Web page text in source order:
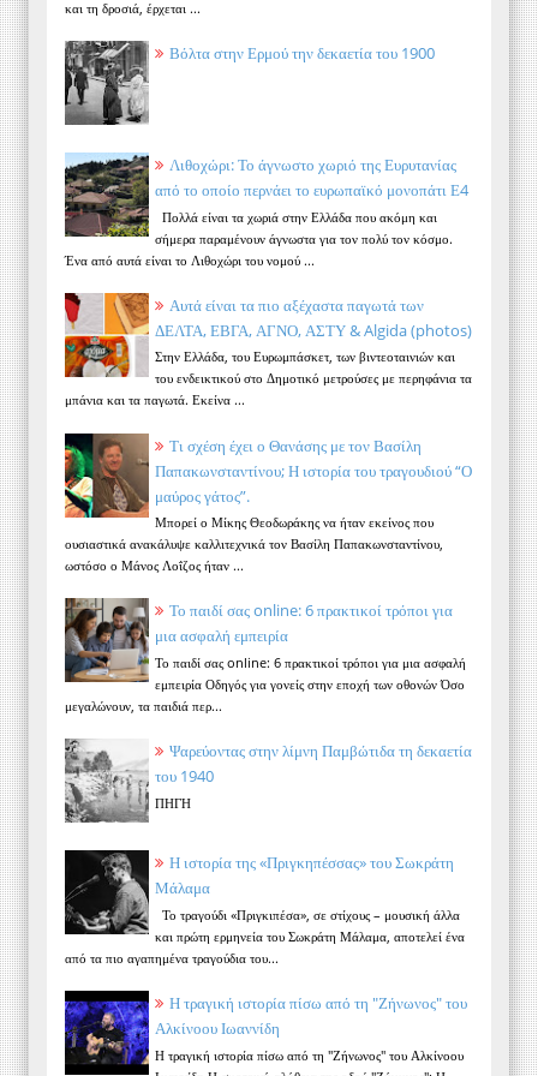
και τη δροσιά, έρχεται ...
Βόλτα στην Ερμού την δεκαετία του 1900
Λιθοχώρι: Το άγνωστο χωριό της Ευρυτανίας
από το οποίο περνάει το ευρωπαϊκό μονοπάτι Ε4
Πολλά είναι τα χωριά στην Ελλάδα που ακόμη και
σήμερα παραμένουν άγνωστα για τον πολύ τον κόσμο.
Ένα από αυτά είναι το Λιθοχώρι του νομού ...
Αυτά είναι τα πιο αξέχαστα παγωτά των
ΔΕΛΤΑ, ΕΒΓΑ, ΑΓΝΟ, ΑΣΤΥ & Algida (photos)
Στην Ελλάδα, του Ευρωμπάσκετ, των βιντεοταινιών και
του ενδεικτικού στο Δημοτικό μετρούσες με περηφάνια τα
μπάνια και τα παγωτά. Εκείνα ...
Τι σχέση έχει ο Θανάσης με τον Βασίλη
Παπακωνσταντίνου; Η ιστορία του τραγουδιού “Ο
μαύρος γάτος”.
Μπορεί ο Μίκης Θεοδωράκης να ήταν εκείνος που
ουσιαστικά ανακάλυψε καλλιτεχνικά τον Βασίλη Παπακωνσταντίνου,
ωστόσο ο Μάνος Λοΐζος ήταν ...
Το παιδί σας online: 6 πρακτικοί τρόποι για
μια ασφαλή εμπειρία
Το παιδί σας online: 6 πρακτικοί τρόποι για μια ασφαλή
εμπειρία Οδηγός για γονείς στην εποχή των οθονών Όσο
μεγαλώνουν, τα παιδιά περ...
Ψαρεύοντας στην λίμνη Παμβώτιδα τη δεκαετία
του 1940
ΠΗΓΗ
Η ιστορία της «Πριγκηπέσσας» του Σωκράτη
Μάλαμα
Το τραγούδι «Πριγκιπέσα», σε στίχους – μουσική άλλα
και πρώτη ερμηνεία του Σωκράτη Μάλαμα, αποτελεί ένα
από τα πιο αγαπημένα τραγούδια του...
Η τραγική ιστορία πίσω από τη "Ζήνωνος" του
Αλκίνοου Ιωαννίδη
Η τραγική ιστορία πίσω από τη "Ζήνωνος" του Αλκίνοου